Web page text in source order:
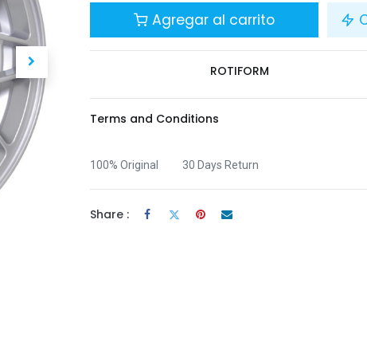
Agregar al carrito
ROTIFORM
Terms and Conditions
100% Original 30 Days Return
Share :